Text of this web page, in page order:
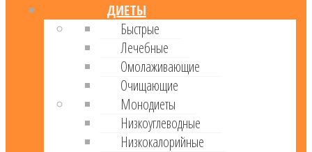
ДИЕТЫ
Быстрые
Лечебные
Омолаживающие
Очищающие
Монодиеты
Низкоуглеводные
Низкокалорийные